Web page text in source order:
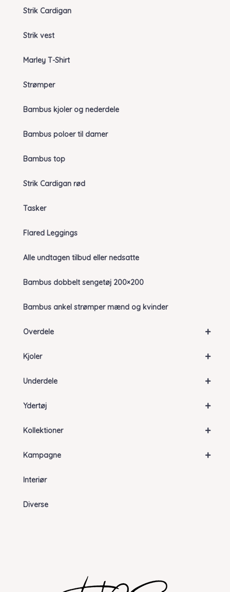
Strik Cardigan
Strik vest
Marley T-Shirt
Strømper
Bambus kjoler og nederdele
Bambus poloer til damer
Bambus top
Strik Cardigan rød
Tasker
Flared Leggings
Alle undtagen tilbud eller nedsatte
Bambus dobbelt sengetøj 200×200
Bambus ankel strømper mænd og kvinder
+
Overdele
+
Kjoler
+
Underdele
+
Ydertøj
+
Kollektioner
+
Kampagne
Interiør
Diverse